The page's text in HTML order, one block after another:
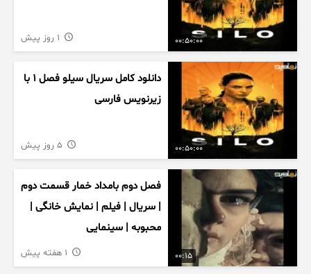
00:50:00
00:50:00
دانلود کامل سریال سیلو فصل ۱ با
زیرنویس فارسی
00:15
فصل دوم بامداد خمار قسمت دوم
| سریال | فیلم | نمایش خانگی |
محبوبه | سینمایی